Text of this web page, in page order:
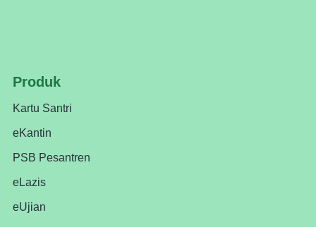
Produk
Kartu Santri
eKantin
PSB Pesantren
eLazis
eUjian